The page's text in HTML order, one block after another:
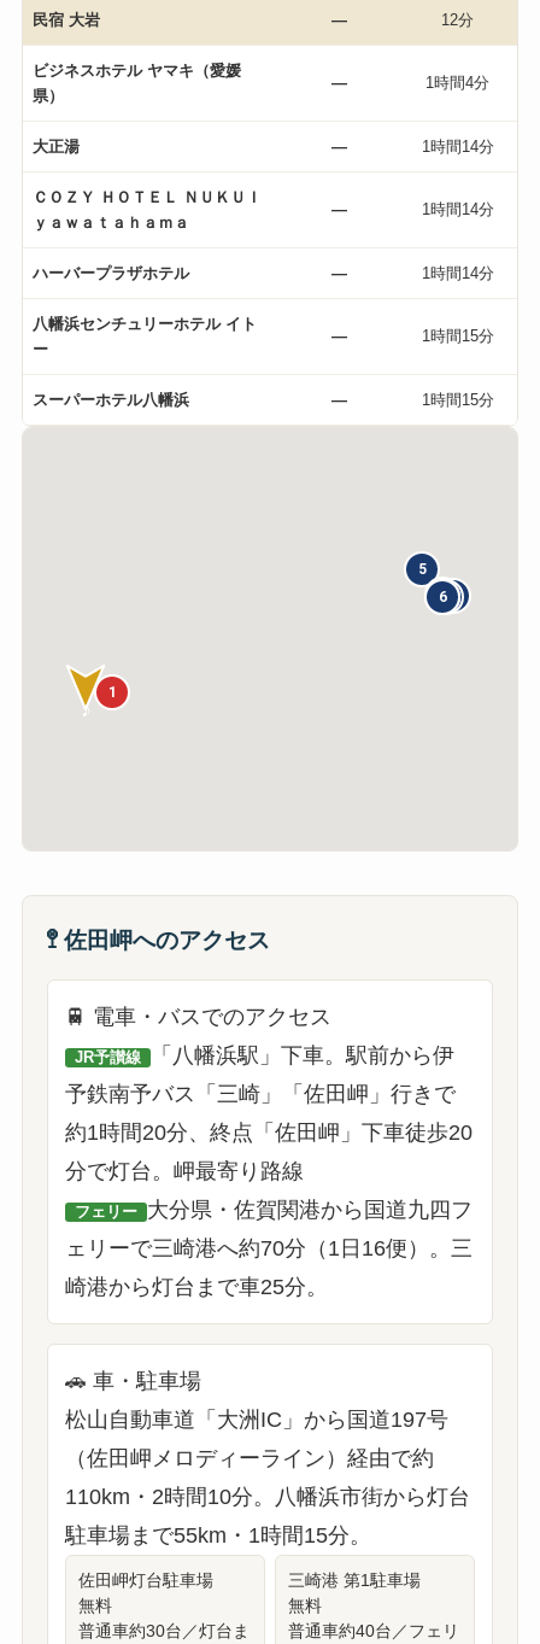
民宿 大岩 — 12分
ビジネスホテル ヤマキ（愛媛
県）
— 1時間4分
大正湯 — 1時間14分
ＣＯＺＹ ＨＯＴＥＬ ＮＵＫＵＩ
ｙａｗａｔａｈａｍａ
— 1時間14分
ハーバープラザホテル — 1時間14分
八幡浜センチュリーホテル イト
ー
— 1時間15分
スーパーホテル八幡浜 — 1時間15分
♪
1
2
3
4
5
6
7
🚏 佐田岬へのアクセス
🚆 電車・バスでのアクセス
JR予讃線 「八幡浜駅」下車。駅前から伊
予鉄南予バス「三崎」「佐田岬」行きで
約1時間20分、終点「佐田岬」下車徒歩20
分で灯台。 岬最寄り路線
フェリー 大分県・佐賀関港から国道九四フ
ェリーで三崎港へ約70分（1日16便）。三
崎港から灯台まで車25分。
🚗 車・駐車場
松山自動車道「大洲IC」から国道197号
（佐田岬メロディーライン）経由で約
110km・2時間10分。八幡浜市街から灯台
駐車場まで55km・1時間15分。
佐田岬灯台駐車場
無料
普通車約30台／灯台ま
三崎港 第1駐車場
無料
普通車約40台／フェリ